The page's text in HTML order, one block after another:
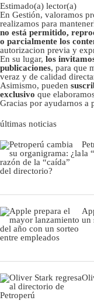
Estimado(a) lector(a)
En Gestión, valoramos
realizamos para
no está permitido,
o parcialmente los
autorizacion previa y
En su lugar, los
publicaciones, para que
veraz y de calidad
Asimismo, pueden
exclusivo que
Gracias por ayudarnos a
últimas noticias
la
un